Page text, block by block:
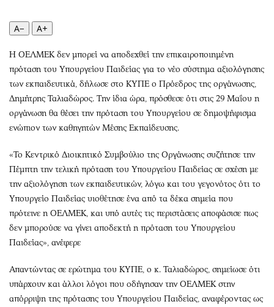
Ελλάδα
Κόσμος
Παράξενα
Πολιτισμός
Θέατρο-Χορός
Μουσική
Χειρόγραφα
Media
Εκπομπές
Wine routes
Podcasts
Uncut
Προσωπικότητες στην ''Κ''
Επιστολές
A− A+
Η ΟΕΛΜΕΚ δεν μπορεί να αποδεχθεί την επικαιροποιημένη
πρόταση του Υπουργείου Παιδείας για το νέο σύστημα αξιολόγησης
των εκπαιδευτικά, δήλωσε στο ΚΥΠΕ ο Πρόεδρος της οργάνωσης,
Δημήτρης Ταλιαδώρος. Την ίδια ώρα, πρόσθεσε ότι στις 29 Μαΐου η
οργάνωση θα θέσει την πρόταση του Υπουργείου σε δημοψήφισμα
ενώπιον των καθηγητών Μέσης Εκπαίδευσης.
«Το Κεντρικό Διοικητικό Συμβούλιο της Οργάνωσης συζήτησε την
Πέμπτη την τελική πρόταση του Υπουργείου Παιδείας σε σχέση με
την αξιολόγηση των εκπαιδευτικών, λόγω και του γεγονότος ότι το
Υπουργείο Παιδείας υιοθέτησε ένα από τα δέκα σημεία που
πρότεινε η ΟΕΛΜΕΚ, και υπό αυτές τις περιστάσεις αποφάσισε πως
δεν μπορούσε να γίνει αποδεκτή η πρόταση του Υπουργείου
Παιδείας», ανέφερε
Απαντώντας σε ερώτημα του ΚΥΠΕ, ο κ. Ταλιαδώρος, σημείωσε ότι
υπάρχουν και άλλοι λόγοι που οδήγησαν την ΟΕΛΜΕΚ στην
απόρριψη της πρότασης του Υπουργείου Παιδείας, αναφέροντας ως